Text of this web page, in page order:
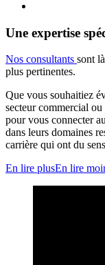
Une expertise
Nos consultants sont
plus pertinentes.
Que vous souhaitiez
secteur commercial ou
pour vous connecter
dans leurs domaines
carrière qui ont du
En lire plusEn lire